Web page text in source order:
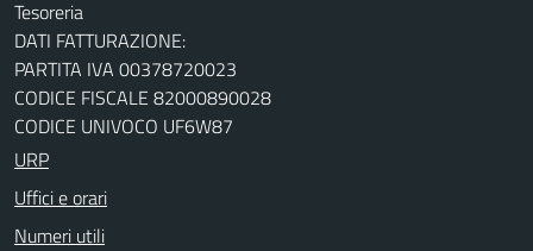
Tesoreria
DATI FATTURAZIONE:
PARTITA IVA 00378720023
CODICE FISCALE 82000890028
CODICE UNIVOCO UF6W87
URP
Uffici e orari
Numeri utili